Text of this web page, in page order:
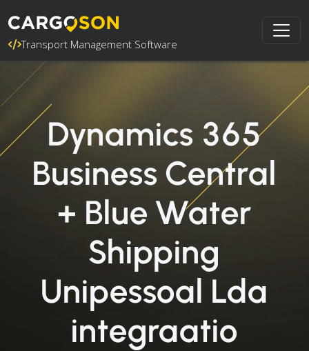
Transport Management Software
Dynamics 365
Business Central
+ Blue Water
Shipping
Unipessoal Lda
integraatio